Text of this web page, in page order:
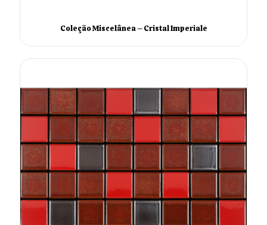
Coleção Miscelânea – Cristal Imperiale